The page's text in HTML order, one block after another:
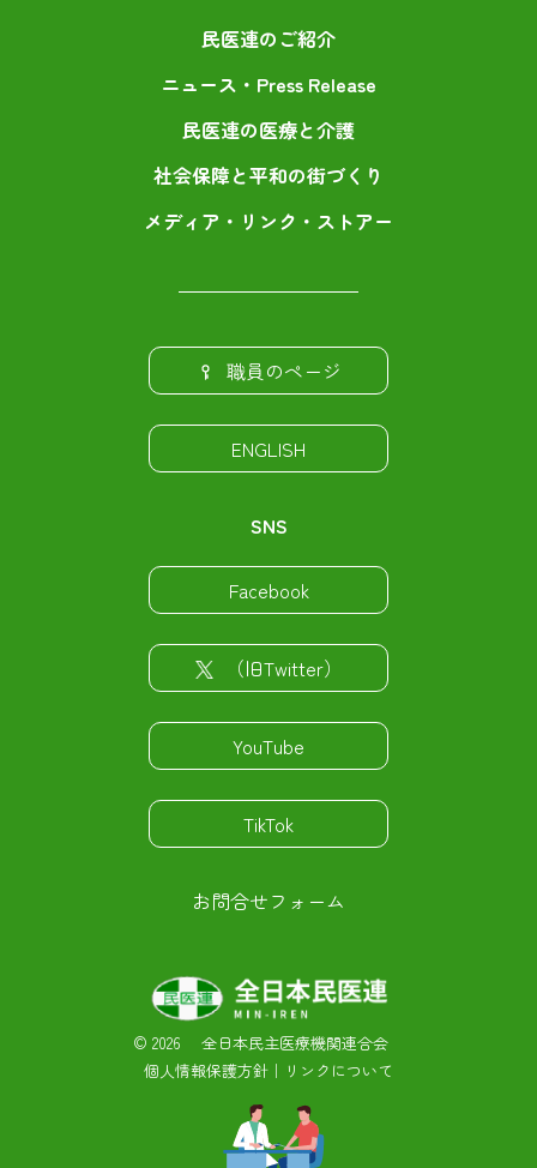
民医連のご紹介
ニュース・Press Release
民医連の医療と介護
社会保障と平和の街づくり
メディア・リンク・ストアー
職員のページ
ENGLISH
SNS
Facebook
（旧Twitter）
YouTube
TikTok
お問合せフォーム
© 2026 全日本民主医療機関連合会
個人情報保護方針 ｜ リンクについて